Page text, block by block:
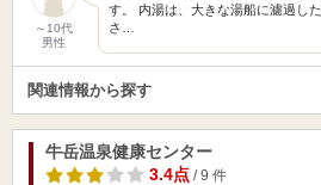
～10代
男性
す。 内湯は、大きな湯船に濾過し
さ…
関連情報から探す
牛岳温泉健康センター
3.4点/ 9 件